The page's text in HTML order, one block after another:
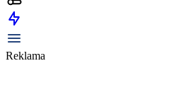
Reklama